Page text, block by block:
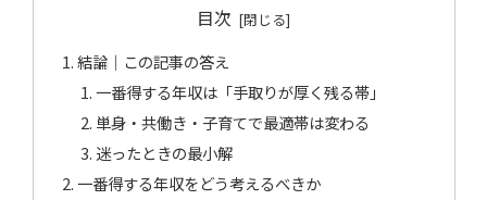
目次
結論｜この記事の答え
一番得する年収は「手取りが厚く残る帯」
単身・共働き・子育てで最適帯は変わる
迷ったときの最小解
一番得する年収をどう考えるべきか